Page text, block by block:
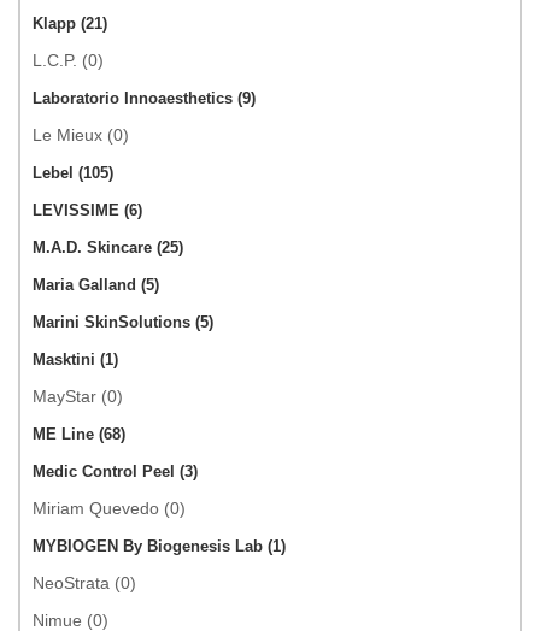
Klapp (21)
L.C.P. (0)
Laboratorio Innoaesthetics (9)
Le Mieux (0)
Lebel (105)
LEVISSIME (6)
M.A.D. Skincare (25)
Maria Galland (5)
Marini SkinSolutions (5)
Masktini (1)
MayStar (0)
ME Line (68)
Medic Control Peel (3)
Miriam Quevedo (0)
MYBIOGEN By Biogenesis Lab (1)
NeoStrata (0)
Nimue (0)